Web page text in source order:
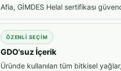
Afia, GİMDES Helal sertifikası
ÖZENLİ SEÇİM
GDO'suz İçerik
Üründe kullanılan tüm bitkisel